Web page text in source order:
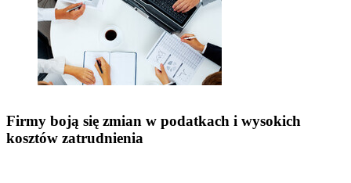
Firmy boją się zmian w podatkach i wysokich
kosztów zatrudnienia